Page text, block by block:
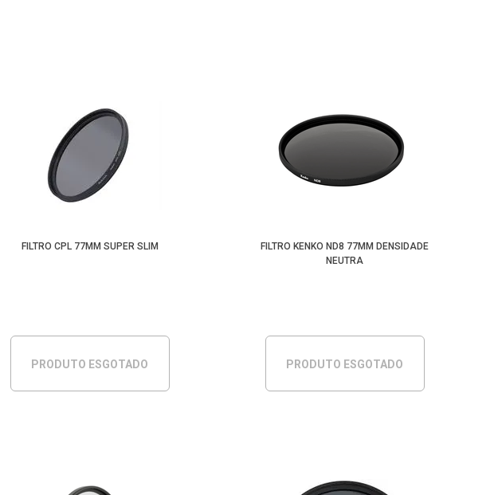
FILTRO CPL 77MM SUPER SLIM
PRODUTO ESGOTADO
FILTRO KENKO ND8 77MM DENSIDADE
NEUTRA
PRODUTO ESGOTADO